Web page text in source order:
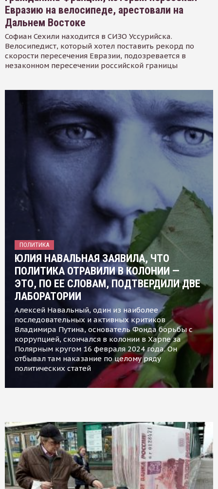
Евразию на велосипеде, арестовали на
Дальнем Востоке
Софиан Сехили находится в СИЗО Уссурийска.
Велосипедист, который хотел поставить рекорд по
скорости пересечения Евразии, подозревается в
незаконном пересечении российской границы
ПОЛИТИКА
ЮЛИЯ НАВАЛЬНАЯ ЗАЯВИЛА, ЧТО
ПОЛИТИКА ОТРАВИЛИ В КОЛОНИИ —
ЭТО, ПО ЕЕ СЛОВАМ, ПОДТВЕРДИЛИ ДВЕ
ЛАБОРАТОРИИ
Алексей Навальный, один из наиболее
последовательных и активных критиков
Владимира Путина, основатель Фонда борьбы с
коррупцией, скончался в колонии в Харпе за
Полярным кругом 16 февраля 2024 года. Он
отбывал там наказание по целому ряду
политических статей